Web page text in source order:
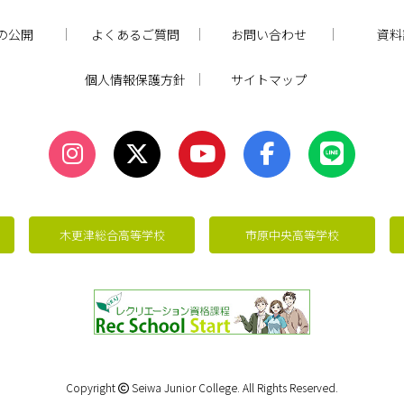
公開 よくあるご質問 お問い合わせ 資
個人情報保護方針 サイトマップ
木更津総合高等学校 市原中央高等学校
Copyright Seiwa Junior College. All Rights Reserved.